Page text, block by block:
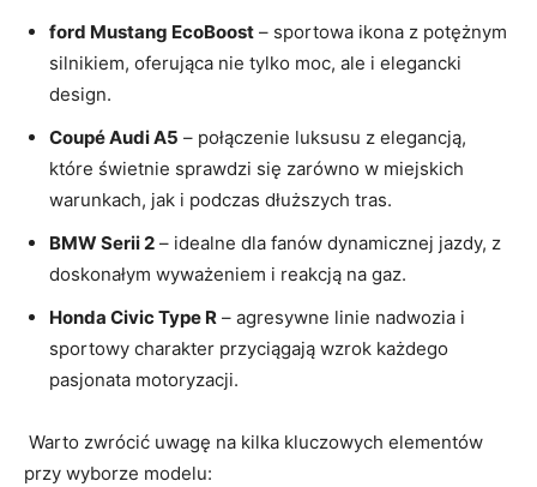
ford Mustang EcoBoost – sportowa ikona z potężnym
silnikiem, oferująca​ nie tylko moc, ale ‍i elegancki
design.
Coupé Audi A5 – połączenie luksusu‌ z elegancją,
które świetnie sprawdzi się zarówno w​ miejskich
warunkach, jak i podczas dłuższych tras.
BMW Serii ⁤2 – idealne dla fanów dynamicznej jazdy, z
doskonałym wyważeniem i reakcją na gaz.
Honda Civic Type R – agresywne linie nadwozia i
sportowy charakter przyciągają wzrok każdego
pasjonata motoryzacji.
⁢ Warto zwrócić uwagę na kilka kluczowych elementów
przy wyborze modelu: